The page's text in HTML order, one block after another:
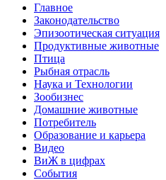
Главное
Законодательство
Эпизоотическая ситуация
Продуктивные животные
Птица
Рыбная отрасль
Наука и Технологии
Зообизнес
Домашние животные
Потребитель
Образование и карьера
Видео
ВиЖ в цифрах
События